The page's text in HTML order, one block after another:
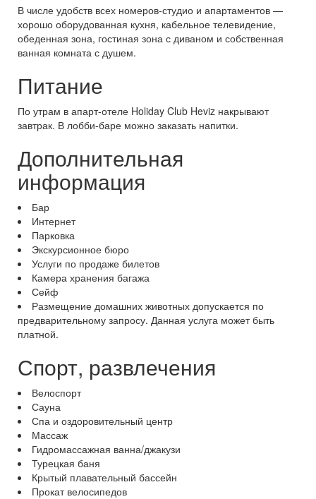
В числе удобств всех номеров-студио и апартаментов —
хорошо оборудованная кухня, кабельное телевидение,
обеденная зона, гостиная зона с диваном и собственная
ванная комната с душем.
Питание
По утрам в апарт-отеле Holiday Club Heviz накрывают
завтрак. В лобби-баре можно заказать напитки.
Дополнительная
информация
Бар
Интернет
Парковка
Экскурсионное бюро
Услуги по продаже билетов
Камера хранения багажа
Сейф
Размещение домашних животных допускается по
предварительному запросу. Данная услуга может быть
платной.
Спорт, развлечения
Велоспорт
Сауна
Спа и оздоровительный центр
Массаж
Гидромассажная ванна/джакузи
Турецкая баня
Крытый плавательный бассейн
Прокат велосипедов